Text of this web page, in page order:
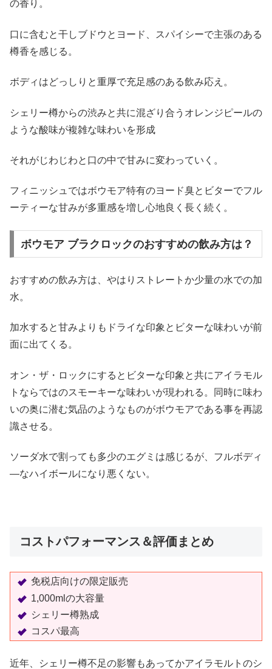
の香り。
口に含むと干しブドウとヨード、スパイシーで主張のある
樽香を感じる。
ボディはどっしりと重厚で充足感のある飲み応え。
シェリー樽からの渋みと共に混ざり合うオレンジピールの
ような酸味が複雑な味わいを形成
それがじわじわと口の中で甘みに変わっていく。
フィニッシュではボウモア特有のヨード臭とビターでフル
ーティーな甘みが多重感を増し心地良く長く続く。
ボウモア ブラクロックのおすすめの飲み方は？
おすすめの飲み方は、やはりストレートか少量の水での加
水。
加水すると甘みよりもドライな印象とビターな味わいが前
面に出てくる。
オン・ザ・ロックにするとビターな印象と共にアイラモル
トならではのスモーキーな味わいが現われる。同時に味わ
いの奥に潜む気品のようなものがボウモアである事を再認
識させる。
ソーダ水で割っても多少のエグミは感じるが、フルボディ
―なハイボールになり悪くない。
コストパフォーマンス＆評価まとめ
免税店向けの限定販売
1,000mlの大容量
シェリー樽熟成
コスパ最高
近年、シェリー樽不足の影響もあってかアイラモルトのシ